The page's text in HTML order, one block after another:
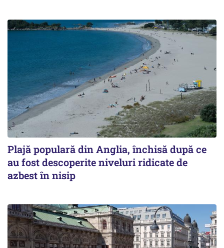
Plajă populară din Anglia, închisă după ce
au fost descoperite niveluri ridicate de
azbest în nisip